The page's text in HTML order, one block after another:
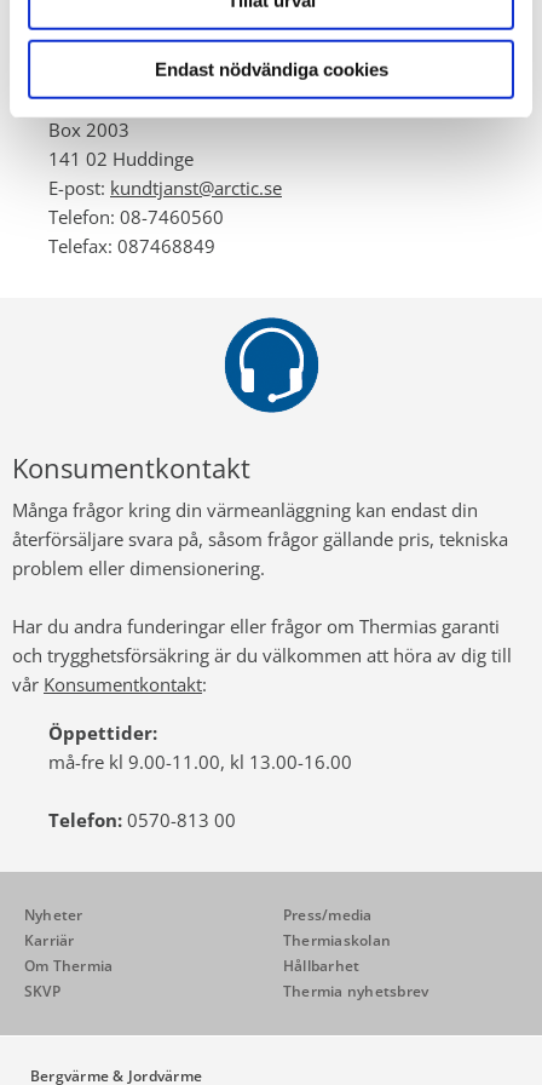
Endast nödvändiga cookies
och returnera senast 3 månader från det att skadan anmälts
Arctic Seals AB
Box 2003
141 02 Huddinge
E-post: kundtjanst@arctic.se
Telefon: 08-7460560
Telefax: 087468849
Konsumentkontakt
Många frågor kring din värmeanläggning kan endast din
återförsäljare svara på, såsom frågor gällande pris, tekniska
problem eller dimensionering.
Har du andra funderingar eller frågor om Thermias garanti
och trygghetsförsäkring är du välkommen att höra av dig till
vår Konsumentkontakt:
Öppettider:
må-fre kl 9.00-11.00, kl 13.00-16.00
Telefon: 0570-813 00
Nyheter
Press/media
Karriär
Thermiaskolan
Om Thermia
Hållbarhet
SKVP
Thermia nyhetsbrev
Bergvärme & Jordvärme